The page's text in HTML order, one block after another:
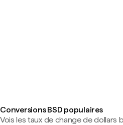
Conversions BSD populaires
Vois les taux de change de dollars